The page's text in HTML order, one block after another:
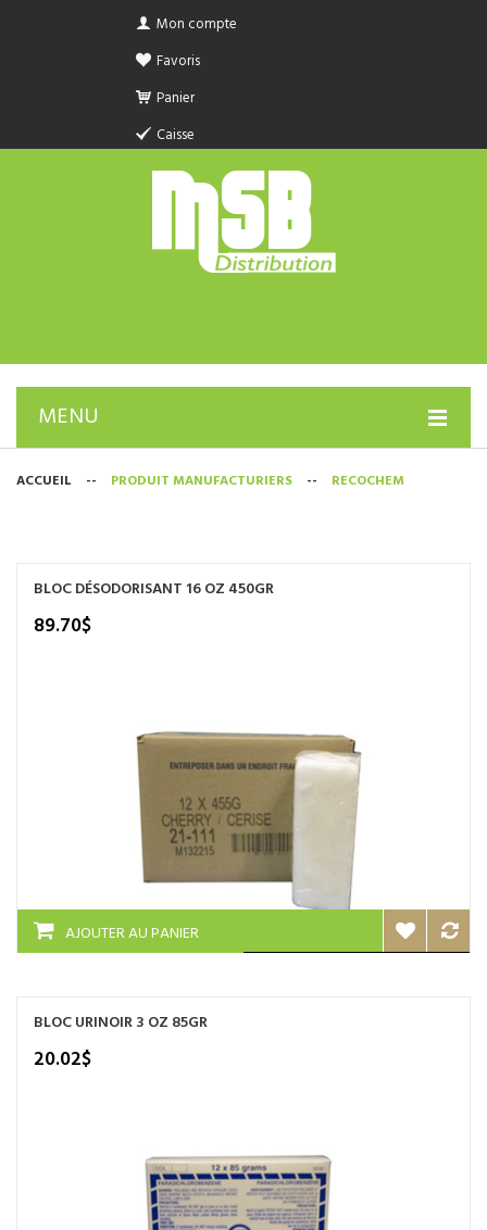
Mon compte
Favoris
Panier
Caisse
MENU
PRODUIT SANITAIRE.COM
ACCUEIL -- PRODUIT MANUFACTURIERS -- RECOCHEM
BLOC DÉSODORISANT 16 OZ 450GR
89.70$
AJOUTER AU PANIER
BLOC URINOIR 3 OZ 85GR
20.02$